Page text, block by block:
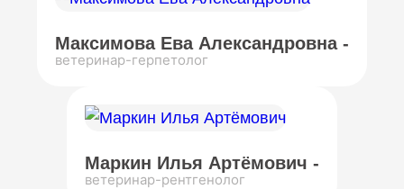
Максимова Ева Александровна -
ветеринар-герпетолог
Маркин Илья Артёмович -
ветеринар-рентгенолог